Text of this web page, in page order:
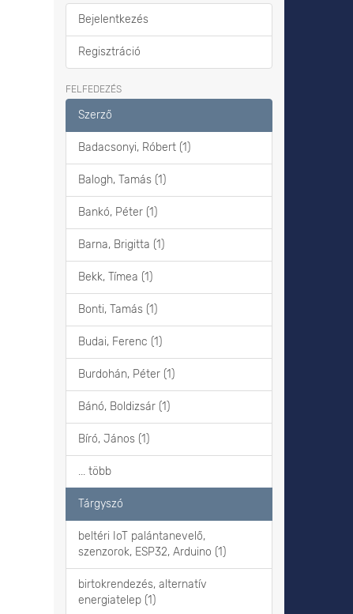
Bejelentkezés
Regisztráció
FELFEDEZÉS
Szerző
Badacsonyi, Róbert (1)
Balogh, Tamás (1)
Bankó, Péter (1)
Barna, Brigitta (1)
Bekk, Tímea (1)
Bonti, Tamás (1)
Budai, Ferenc (1)
Burdohán, Péter (1)
Bánó, Boldizsár (1)
Bíró, János (1)
... több
Tárgyszó
beltéri IoT palántanevelő,
szenzorok, ESP32, Arduino (1)
birtokrendezés, alternatív
energiatelep (1)